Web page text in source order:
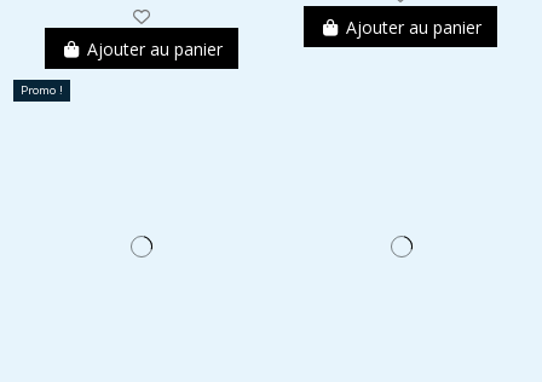
Ajouter au panier
Ajouter au panier
Promo !